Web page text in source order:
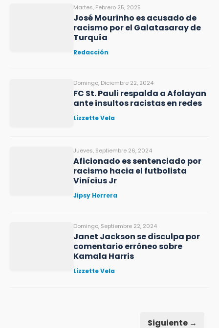
Martes, Febrero 25, 2025
José Mourinho es acusado de
racismo por el Galatasaray de
Turquía
Redacción
Domingo, Diciembre 22, 2024
FC St. Pauli respalda a Afolayan
ante insultos racistas en redes
Lizzette Vela
Jueves, Septiembre 26, 2024
Aficionado es sentenciado por
racismo hacia el futbolista
Vinícius Jr
Jipsy Herrera
Domingo, Septiembre 22, 2024
Janet Jackson se disculpa por
comentario erróneo sobre
Kamala Harris
Lizzette Vela
Siguiente →